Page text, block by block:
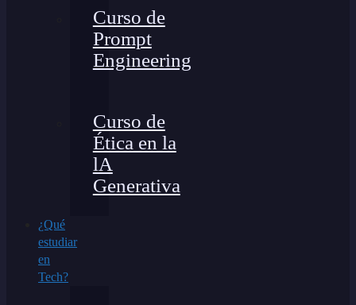
Curso de
Prompt
Engineering
Curso de
Ética en la
lA
Generativa
¿Qué
estudiar
en
Tech?